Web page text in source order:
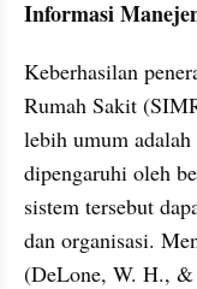
Informasi
Keberhasilan
Rumah Sakit
lebih umum
dipengaruhi oleh
sistem tersebut
dan organisasi.
(DeLone, W. H.,